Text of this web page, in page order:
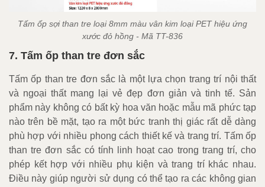
Tấm ốp sợi than tre loại 8mm màu vân kim loại PET hiệu ứng
xước đỏ hồng - Mã TT-836
7. Tấm ốp than tre đơn sắc
Tấm ốp than tre đơn sắc là một lựa chọn trang trí nội thất
và ngoại thất mang lại vẻ đẹp đơn giản và tinh tế. Sản
phẩm này không có bất kỳ hoa văn hoặc mẫu mã phức tạp
nào trên bề mặt, tạo ra một bức tranh thị giác rất dễ dàng
phù hợp với nhiều phong cách thiết kế và trang trí. Tấm ốp
than tre đơn sắc có tính linh hoạt cao trong trang trí, cho
phép kết hợp với nhiều phụ kiện và trang trí khác nhau.
Điều này giúp người sử dụng có thể tạo ra các không gian